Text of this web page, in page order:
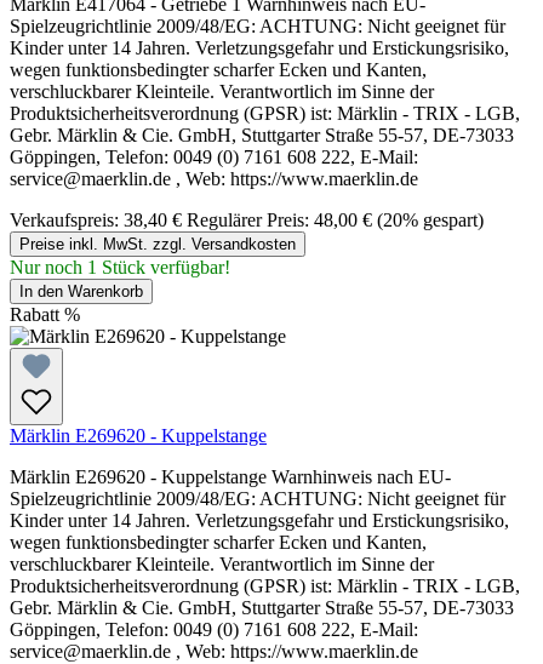
Märklin E417064 - Getriebe 1 Warnhinweis nach EU-
Spielzeugrichtlinie 2009/48/EG: ACHTUNG: Nicht geeignet für
Kinder unter 14 Jahren. Verletzungsgefahr und Erstickungsrisiko,
wegen funktionsbedingter scharfer Ecken und Kanten,
verschluckbarer Kleinteile. Verantwortlich im Sinne der
Produktsicherheitsverordnung (GPSR) ist: Märklin - TRIX - LGB,
Gebr. Märklin & Cie. GmbH, Stuttgarter Straße 55-57, DE-73033
Göppingen, Telefon: 0049 (0) 7161 608 222, E-Mail:
service@maerklin.de , Web: https://www.maerklin.de
Verkaufspreis: 38,40 € Regulärer Preis: 48,00 € (20% gespart)
Preise inkl. MwSt. zzgl. Versandkosten
Nur noch 1 Stück verfügbar!
In den Warenkorb
Rabatt %
Märklin E269620 - Kuppelstange
Märklin E269620 - Kuppelstange Warnhinweis nach EU-
Spielzeugrichtlinie 2009/48/EG: ACHTUNG: Nicht geeignet für
Kinder unter 14 Jahren. Verletzungsgefahr und Erstickungsrisiko,
wegen funktionsbedingter scharfer Ecken und Kanten,
verschluckbarer Kleinteile. Verantwortlich im Sinne der
Produktsicherheitsverordnung (GPSR) ist: Märklin - TRIX - LGB,
Gebr. Märklin & Cie. GmbH, Stuttgarter Straße 55-57, DE-73033
Göppingen, Telefon: 0049 (0) 7161 608 222, E-Mail:
service@maerklin.de , Web: https://www.maerklin.de